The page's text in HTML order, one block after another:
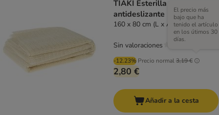
TIAKI Esterilla
antideslizante
160 x 80 cm (L x An)
-12.23% Precio normal3,19 €
El precio más
bajo que ha
tenido el artículo
en los útimos 30
días.
2,80 €
Sin valoraciones
Añadir a la cesta